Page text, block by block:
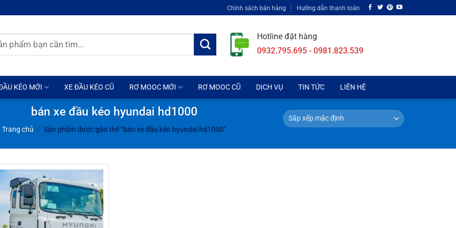
Chính sách bán hàng Hướng dẫn thanh toán
Hotline đặt hàng
0932.795.695 - 0981.823.539
KÉO MỚI XE ĐẦU KÉO CŨ RƠ MOOC MỚI RƠ MOOC CŨ DỊCH VỤ TIN TỨC LIÊN HỆ
bán xe đầu kéo hyundai hd1000
Trang chủ / Sản phẩm được gắn thẻ “bán xe đầu kéo hyundai hd1000”